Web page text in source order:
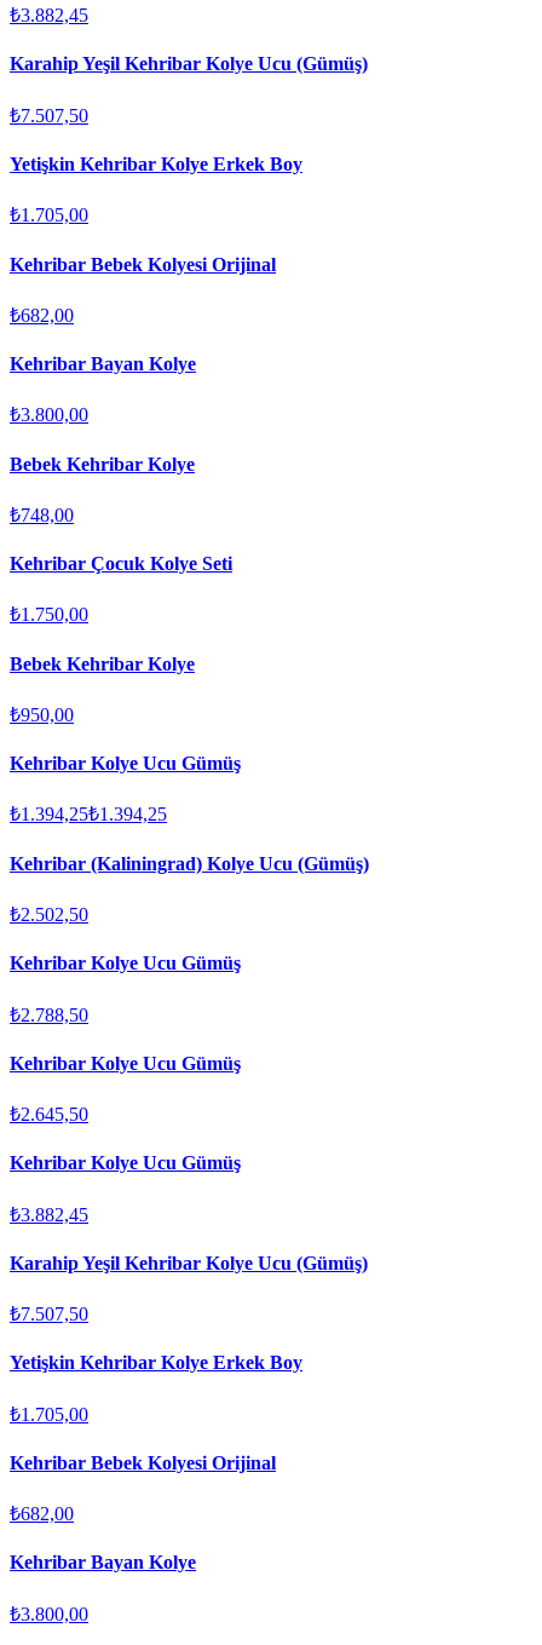
₺3.882,45
Karahip Yeşil Kehribar Kolye Ucu (Gümüş)
₺7.507,50
Yetişkin Kehribar Kolye Erkek Boy
₺1.705,00
Kehribar Bebek Kolyesi Orijinal
₺682,00
Kehribar Bayan Kolye
₺3.800,00
Bebek Kehribar Kolye
₺748,00
Kehribar Çocuk Kolye Seti
₺1.750,00
Bebek Kehribar Kolye
₺950,00
Kehribar Kolye Ucu Gümüş
₺1.394,25₺1.394,25
Kehribar (Kaliningrad) Kolye Ucu (Gümüş)
₺2.502,50
Kehribar Kolye Ucu Gümüş
₺2.788,50
Kehribar Kolye Ucu Gümüş
₺2.645,50
Kehribar Kolye Ucu Gümüş
₺3.882,45
Karahip Yeşil Kehribar Kolye Ucu (Gümüş)
₺7.507,50
Yetişkin Kehribar Kolye Erkek Boy
₺1.705,00
Kehribar Bebek Kolyesi Orijinal
₺682,00
Kehribar Bayan Kolye
₺3.800,00